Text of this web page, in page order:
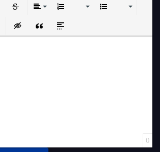
Strikethrough
link
Insert hidden text
Insert QuoteInsert spoiler
0